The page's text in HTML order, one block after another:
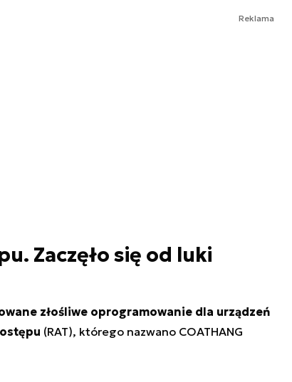
Reklama
Zaczęło się od luki
złośliwe oprogramowanie dla urządzeń
(RAT), którego nazwano COATHANG